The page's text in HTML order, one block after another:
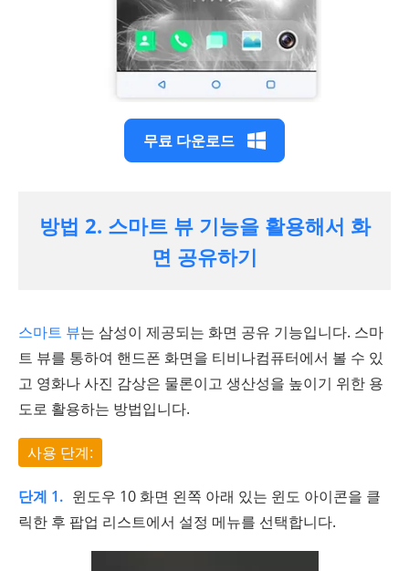
무료 다운로드
방법 2. 스마트 뷰 기능을 활용해서 화
면 공유하기
스마트 뷰는 삼성이 제공되는 화면 공유 기능입니다. 스마
트 뷰를 통하여 핸드폰 화면을 티비나컴퓨터에서 볼 수 있
고 영화나 사진 감상은 물론이고 생산성을 높이기 위한 용
도로 활용하는 방법입니다.
사용 단계:
단계 1. 윈도우 10 화면 왼쪽 아래 있는 윈도 아이콘을 클
릭한 후 팝업 리스트에서 설정 메뉴를 선택합니다.